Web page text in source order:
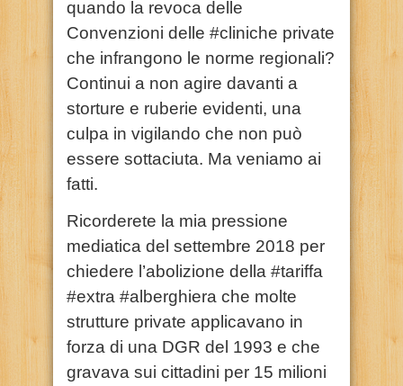
quando la revoca delle
Convenzioni delle #cliniche private
che infrangono le norme regionali?
Continui a non agire davanti a
storture e ruberie evidenti, una
culpa in vigilando che non può
essere sottaciuta. Ma veniamo ai
fatti.
Ricorderete la mia pressione
mediatica del settembre 2018 per
chiedere l’abolizione della #tariffa
#extra #alberghiera che molte
strutture private applicavano in
forza di una DGR del 1993 e che
gravava sui cittadini per 15 milioni